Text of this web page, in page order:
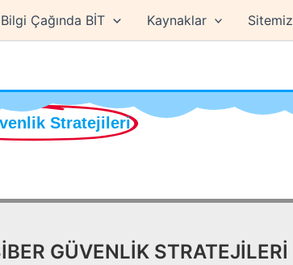
Bilgi Çağında BİT Kaynaklar Sitemiz
Stratejileri
GÜVENLİK STRATEJİLERİ